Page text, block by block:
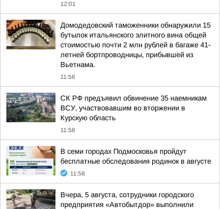
12:01
Домодедовский таможенники обнаружили 15
бутылок итальянского элитного вина общей
стоимостью почти 2 млн рублей в багаже 41-
летней бортпроводницы, прибывшей из
Вьетнама.
11:58
СК РФ предъявил обвинение 35 наемникам
ВСУ, участвовавшим во вторжении в
Курскую область
11:58
В семи городах Подмосковья пройдут
бесплатные обследования родинок в августе
11:58
Вчера, 5 августа, сотрудники городского
предприятия «Автобытдор» выполнили